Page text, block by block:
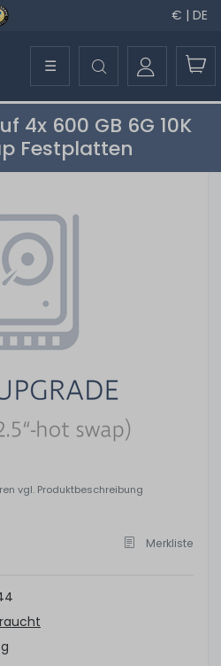
€ | DE
☰
4x 600 GB 6G 10K
Festplatten
vgl. Produktbeschreibung
Merkliste